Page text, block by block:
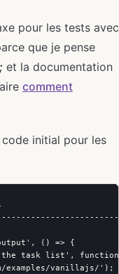
pour les tests avec
que je pense
et la documentation
comment
initial pour les
output', () => {
task list',
examples/vanillajs/');